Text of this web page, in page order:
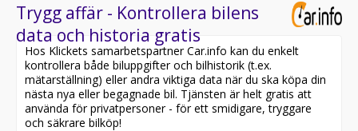
Trygg affär - Kontrollera bilens
data och historia gratis
Hos Klickets samarbetspartner Car.info kan du enkelt
kontrollera både biluppgifter och bilhistorik (t.ex.
mätarställning) eller andra viktiga data när du ska köpa din
nästa nya eller begagnade bil. Tjänsten är helt gratis att
använda för privatpersoner - för ett smidigare, tryggare
och säkrare bilköp!